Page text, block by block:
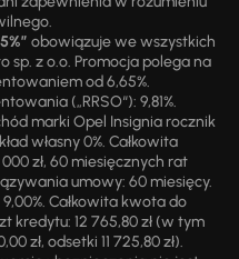
obowiązuje we wszystkich
z o.o. Promocja polega na
od 6,65%.
(„RRSO“): 9,81%.
marki Opel Insignia rocznik
własny 0%. Całkowita
zł, 60 miesięcznych rat
umowy: 60 miesięcy.
Całkowita kwota do
kredytu: 12 765,80 zł (w tym
zł, odsetki 11 725,80 zł).